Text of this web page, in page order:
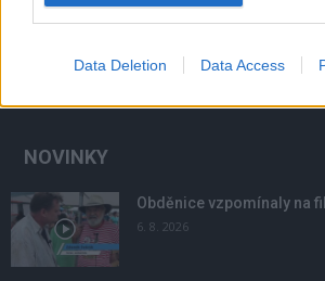
Data Deletion Data Access
v areálu koupaliště Nový rybník. Uskuteční se
NOVINKY
Obděnice vzpomínaly na
6. 8. 2026